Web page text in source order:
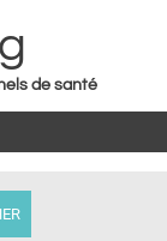
de santé